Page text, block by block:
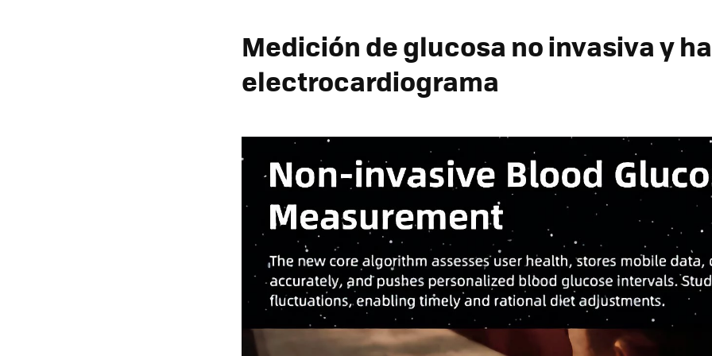
Medición de glucosa no invasiva y
electrocardiograma